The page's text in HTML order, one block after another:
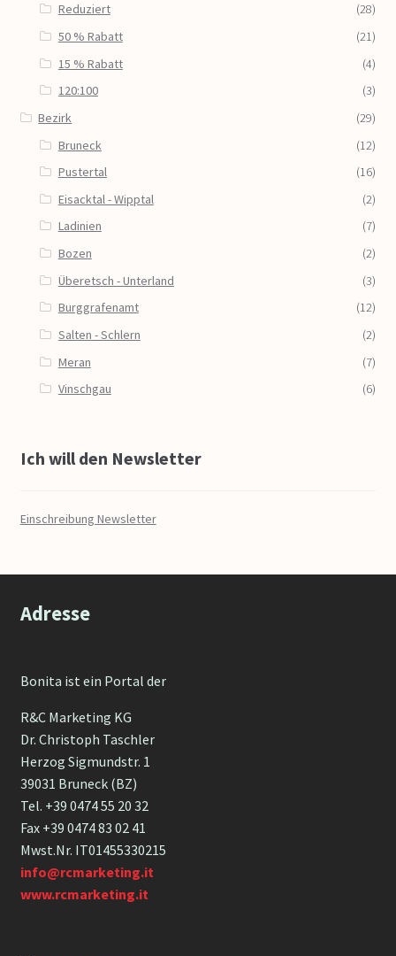
Reduziert
(28)
50 % Rabatt
(21)
15 % Rabatt
(4)
120:100
(3)
Bezirk
(29)
Bruneck
(12)
Pustertal
(16)
Eisacktal - Wipptal
(2)
Ladinien
(7)
Bozen
(2)
Überetsch - Unterland
(3)
Burggrafenamt
(12)
Salten - Schlern
(2)
Meran
(7)
Vinschgau
(6)
Ich will den Newsletter
Einschreibung Newsletter
Adresse
Bonita ist ein Portal der
R&C Marketing KG
Dr. Christoph Taschler
Herzog Sigmundstr. 1
39031 Bruneck (BZ)
Tel. +39 0474 55 20 32
Fax +39 0474 83 02 41
Mwst.Nr. IT01455330215
info@rcmarketing.it
www.rcmarketing.it